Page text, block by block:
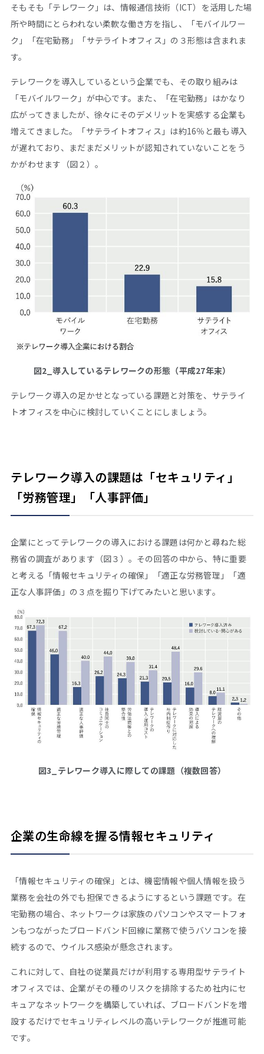
そもそも「テレワーク」は、情報通信技術（ICT）を活用した場
所や時間にとらわれない柔軟な働き方を指し、「モバイルワー
ク」「在宅勤務」「サテライトオフィス」の３形態は含まれま
す。
テレワークを導入しているという企業でも、その取り組みは
「モバイルワーク」が中心です。また、「在宅勤務」はかなり
広がってきましたが、徐々にそのデメリットを実感する企業も
増えてきました。「サテライトオフィス」は約16％と最も導入
が遅れており、まだまだメリットが認知されていないことをう
かがわせます（図２）。
図2_導入しているテレワークの形態（平成27年末）
テレワーク導入の足かせとなっている課題と対策を、サテライ
トオフィスを中心に検討していくことにしましょう。
テレワーク導入の課題は「セキュリティ」
「労務管理」「人事評価」
企業にとってテレワークの導入における課題は何かと尋ねた総
務省の調査があります（図３）。その回答の中から、特に重要
と考える「情報セキュリティの確保」「適正な労務管理」「適
正な人事評価」の３点を掘り下げてみたいと思います。
図3_テレワーク導入に際しての課題（複数回答）
企業の生命線を握る情報セキュリティ
「情報セキュリティの確保」とは、機密情報や個人情報を扱う
業務を会社の外でも担保できるようにするという課題です。在
宅勤務の場合、ネットワークは家族のパソコンやスマートフォ
ンもつながったブロードバンド回線に業務で使うバソコンを接
続するので、ウイルス感染が懸念されます。
これに対して、自社の従業員だけが利用する専用型サテライト
オフィスでは、企業がその種のリスクを排除するため社内にセ
キュアなネットワークを構築していれば、ブロードバンドを増
設するだけでセキュリティレベルの高いテレワークが推進可能
です。